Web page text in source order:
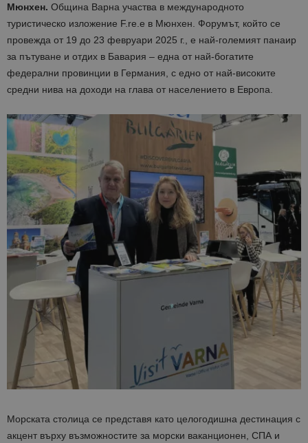
Мюнхен. Община Варна участва в международното
туристическо изложение F.re.е в Мюнхен. Форумът, който се
провежда от 19 до 23 февруари 2025 г., е най-големият панаир
за пътуване и отдих в Бавария – една от най-богатите
федерални провинции в Германия, с едно от най-високите
средни нива на доходи на глава от населението в Европа.
Морската столица се представя като целогодишна дестинация с
акцент върху възможностите за морски ваканционен, СПА и